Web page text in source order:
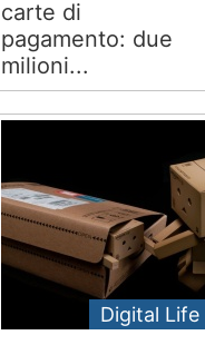
carte di
pagamento: due
milioni...
Digital Life